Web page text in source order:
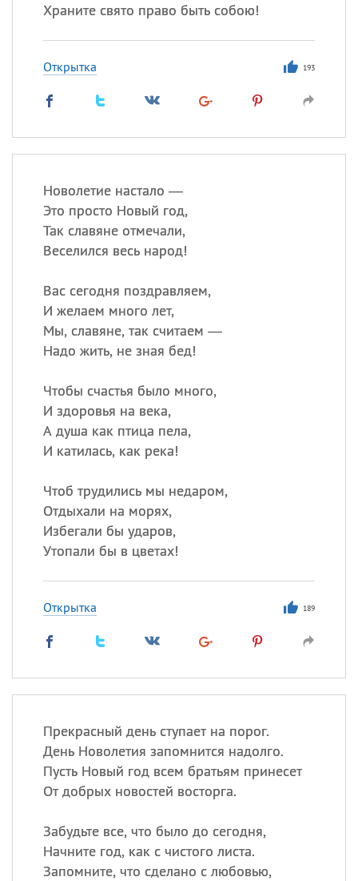
Храните свято право быть собою!
Открытка 193
Новолетие настало —
Это просто Новый год,
Так славяне отмечали,
Веселился весь народ!
Вас сегодня поздравляем,
И желаем много лет,
Мы, славяне, так считаем —
Надо жить, не зная бед!
Чтобы счастья было много,
И здоровья на века,
А душа как птица пела,
И катилась, как река!
Чтоб трудились мы недаром,
Отдыхали на морях,
Избегали бы ударов,
Утопали бы в цветах!
Открытка 189
Прекрасный день ступает на порог.
День Новолетия запомнится надолго.
Пусть Новый год всем братьям принесет
От добрых новостей восторга.
Забудьте все, что было до сегодня,
Начните год, как с чистого листа.
Запомните, что сделано с любовью,